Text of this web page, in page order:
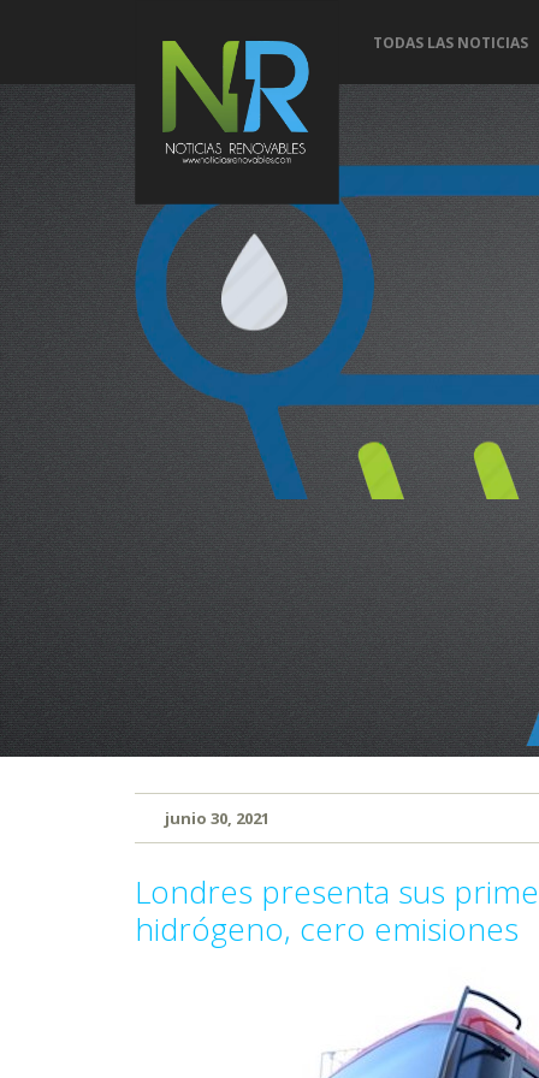
TODAS LAS NOTICIAS
junio 30, 2021
Londres presenta sus
hidrógeno, cero emisiones